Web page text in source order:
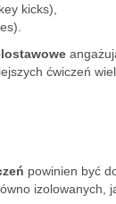
kicks),
ćwiczeń
powinien być
izolowanych,